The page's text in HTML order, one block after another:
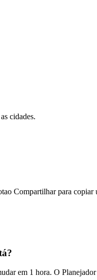
cidades.
Compartilhar para copiar
em 1 hora. O